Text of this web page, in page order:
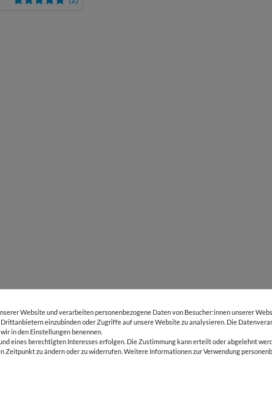
Website und verarbeiten personenbezogene Daten von Besucher:innen unserer
einzubinden oder Zugriffe auf unsere Website zu analysieren. Die
in den Einstellungen benennen.
eines berechtigten Interesses erfolgen. Die Zustimmung kann erteilt oder abgelehnt
Zeitpunkt zu ändern oder zu widerrufen. Weitere Informationen zur Verwendung